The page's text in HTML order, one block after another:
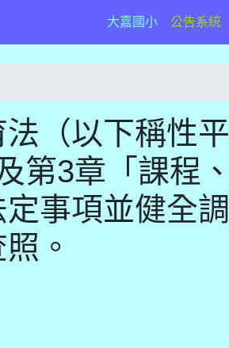
大嘉國小(current)
公告系統
（以下稱性平
第3章「課程、
事項並健全調
。